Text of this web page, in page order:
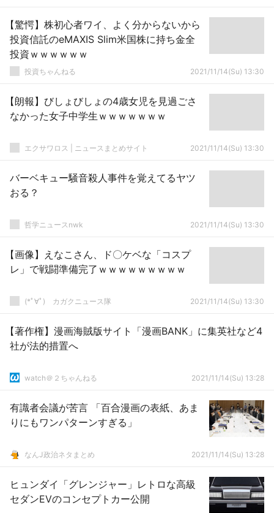
【驚愕】株初心者ワイ、よく分からないから
投資信託のeMAXIS Slim米国株に持ち金全
投資ｗｗｗｗｗｗ
投資ちゃんねる 2021/11/14(Su) 13:30
【朗報】びしょびしょの4歳女児を見過ごさ
なかった女子中学生ｗｗｗｗｗｗｗ
エクサワロス | ニュースまとめサイト 2021/11/14(Su) 13:30
バーベキュー騒音殺人事件を覚えてるヤツ
おる？
哲学ニュースnwk 2021/11/14(Su) 13:30
【画像】えなこさん、ド〇ケベな「コスプ
レ」で戦闘準備完了ｗｗｗｗｗｗｗｗｗ
(*ﾟ∀ﾟ)ゞカガクニュース隊 2021/11/14(Su) 13:30
【著作権】漫画海賊版サイト「漫画BANK」に集英社など4
社が法的措置へ
watch＠２ちゃんねる 2021/11/14(Su) 13:28
有識者会議が苦言 「百合漫画の表紙、あま
りにもワンパターンすぎる」
なんJ政治ネタまとめ 2021/11/14(Su) 13:28
ヒュンダイ「グレンジャー」レトロな高級
セダンEVのコンセプトカー公開